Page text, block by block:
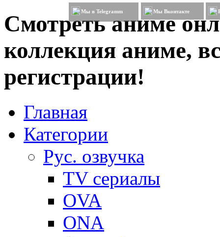
Смотреть аниме
коллекция аниме,
регистрации!
Мы в Telegramm Мы Вконтакте
Главная
Категории
Рус. озвучка
TV сериалы
OVA
ONA